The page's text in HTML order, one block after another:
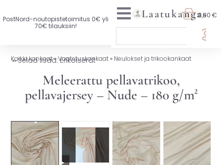
PostNord-noutopistetoimitus 0€ yli
70€ tilauksiin!
UUTTA VALIKOIMASSA
KAIKKI KANKAAT
VAATETUSKANKAAT
SISUSTUSKANKAAT
Laatukangas0,00 €
Kaikki kankaat»Vaatetuskankaat» Neulokset ja trikookankaat
←Selaa lisää: Erikoiserät
Meleerattu pellavatrikoo,
pellavajersey – Nude – 180 g/m²
▶